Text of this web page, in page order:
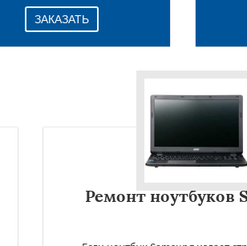
ЗАКАЗАТЬ
Ремонт ноутбуков